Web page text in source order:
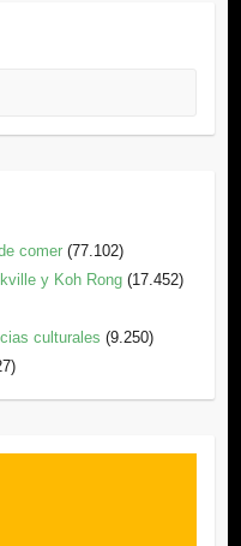
comer (77.102)
y Koh Rong (17.452)
culturales (9.250)